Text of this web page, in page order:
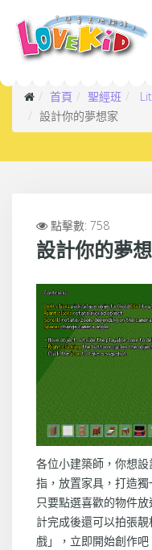
首頁 聖經班
設計你的夢想家
點擊數: 758
設計你的夢
各位小建築師，你想
指，放置家具，打造獨
只要點選喜歡的物件
計完成後還可以拍張
戲」，立即開始創作吧